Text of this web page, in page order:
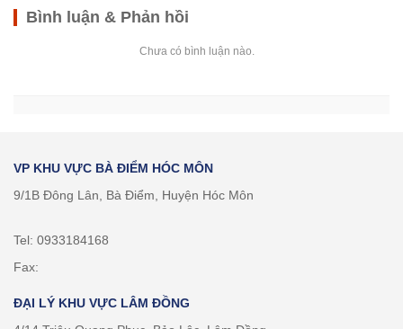
Bình luận & Phản hồi
Chưa có bình luận nào.
VP KHU VỰC BÀ ĐIỂM HÓC MÔN
9/1B Đông Lân, Bà Điểm, Huyện Hóc Môn
Tel: 0933184168
Fax:
ĐẠI LÝ KHU VỰC LÂM ĐỒNG